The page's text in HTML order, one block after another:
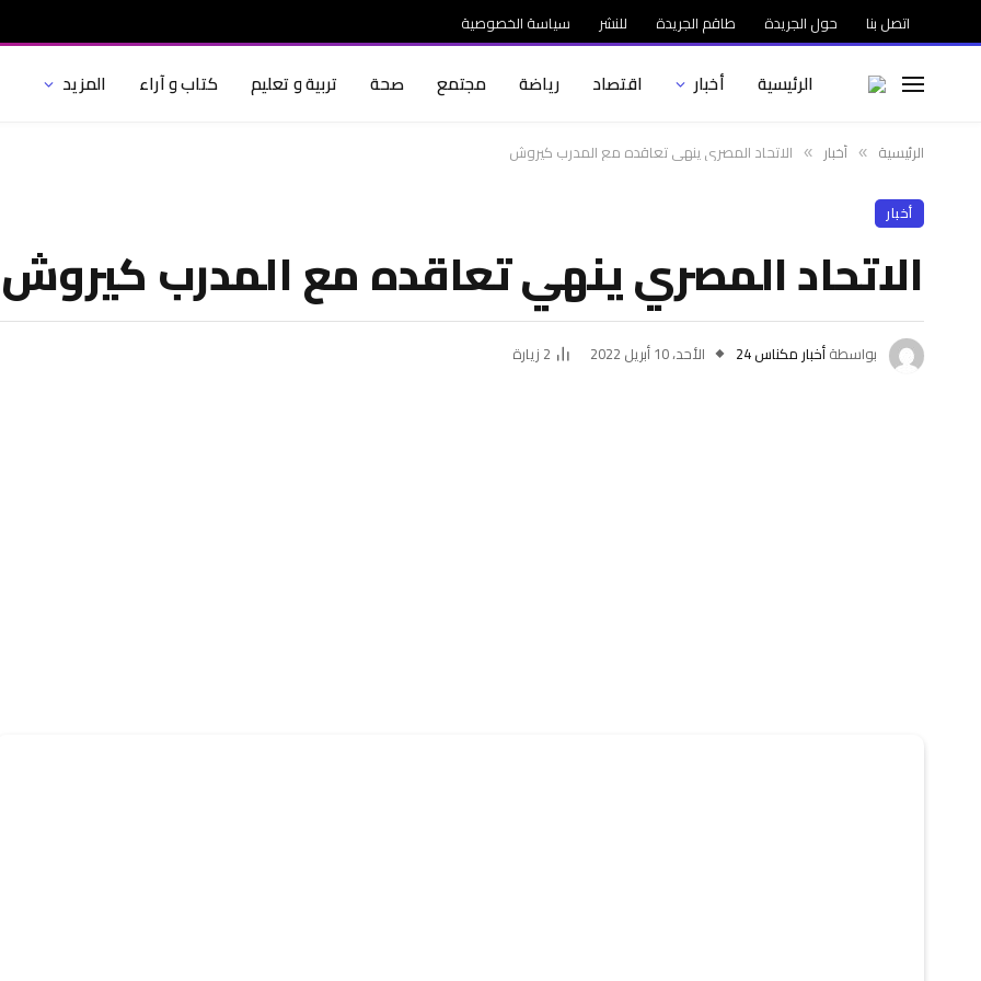
اتصل بنا حول الجريدة طاقم الجريدة للنشر سياسة الخصوصية
الرئيسية أخبار اقتصاد رياضة مجتمع صحة تربية و تعليم كتاب و آراء المزيد
الرئيسية » أخبار » الاتحاد المصري ينهي تعاقده مع المدرب كيروش
أخبار
الاتحاد المصري ينهي تعاقده مع المدرب كيروش
بواسطةأخبار مكناس 24 الأحد، 10 أبريل 2022 2 زيارة